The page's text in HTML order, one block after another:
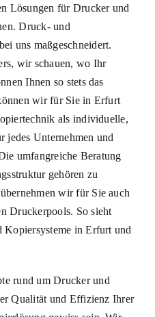
Lösungen für Drucker und
Druck- und
uns maßgeschneidert.
wir schauen, wo Ihr
Ihnen so stets das
wir für Sie in Erfurt
als individuelle,
jedes Unternehmen und
umfangreiche Beratung
gehören zu
wir für Sie auch
Druckerpools. So sieht
Kopiersysteme in Erfurt und
rund um Drucker und
Qualität und Effizienz Ihrer